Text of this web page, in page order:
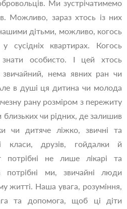
Ми зустрічатимемо
Можливо, зараз хтось із них
дітьми, можливо, когось
сусідніх квартирах. Когось
особисто. І цей хтось
нема явних ран чи
в душі ця дитина чи молода
рану розміром з пережиту
близьких чи рідних, де залишив
чи дитяче ліжко, звичні та
класи, друзів, гойдалки й
потрібні не лише лікарі та
потрібні ми, звичайні люди
житті. Наша увага, розуміння,
та допомога, щоб ці діти